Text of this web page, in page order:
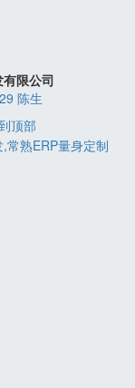
限公司
陈生
顶部